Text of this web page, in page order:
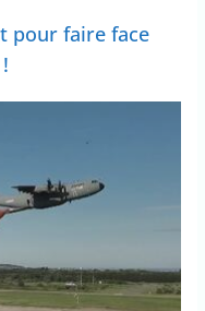
pour faire face